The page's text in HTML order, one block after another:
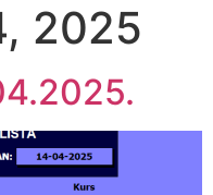
2025